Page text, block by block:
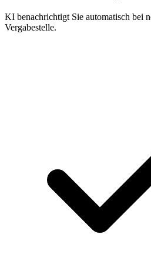
KI benachrichtigt Sie automatisch bei
Vergabestelle.